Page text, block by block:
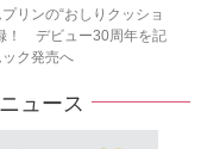
リンの“おしりクッショ
！ デビュー30周年を記
ク発売へ
ュース